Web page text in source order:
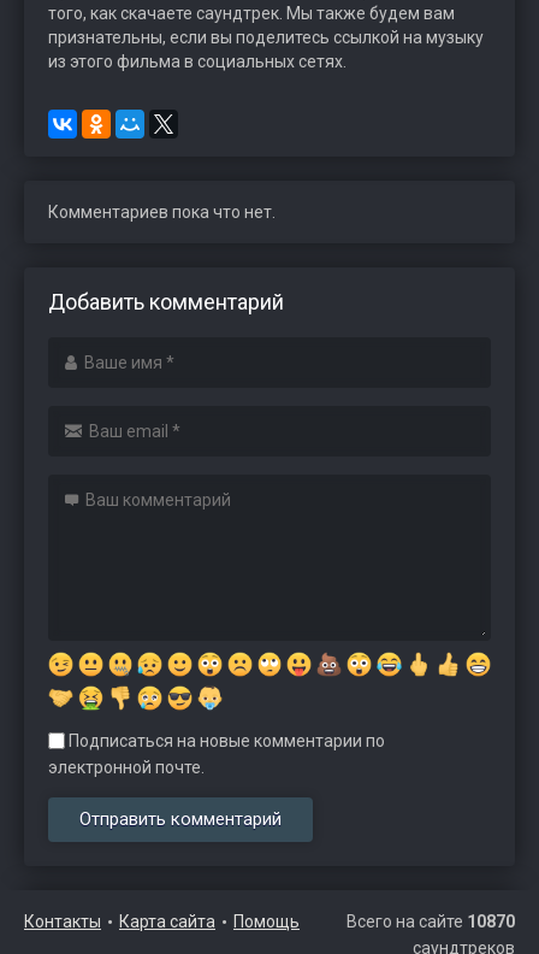
того, как скачаете саундтрек. Мы также будем вам
признательны, если вы поделитесь ссылкой на музыку
из этого фильма в социальных сетях.
Комментариев пока что нет.
Добавить комментарий
Подписаться на новые комментарии по
электронной почте.
Контакты Карта сайта Помощь Всего на сайте 10870
саундтреков